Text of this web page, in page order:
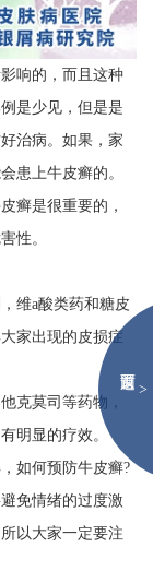
响的，而且这种
是少见，但是是
治病。如果，家
患上牛皮癣的。
癣是很重要的，
性。
维a酸类药和糖皮
家出现的皮损症
克莫司等药物，
明显的疗效。
如何预防牛皮癣?
免情绪的过度激
以大家一定要注
>